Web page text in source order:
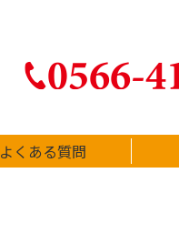
よくある質問